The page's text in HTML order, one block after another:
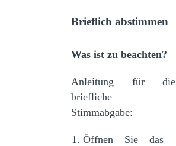
Brieflich abstimmen
Was ist zu beachten?
Anleitung für die
briefliche
Stimmabgabe:
Öffnen Sie das